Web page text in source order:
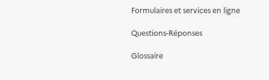
Formulaires et services en ligne
Questions-Réponses
Glossaire